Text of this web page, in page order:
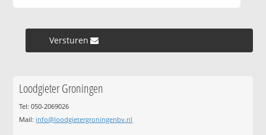
Versturen »
Loodgieter Groningen
Tel: 050-2069026
Mail: info@loodgietergroningenbv.nl